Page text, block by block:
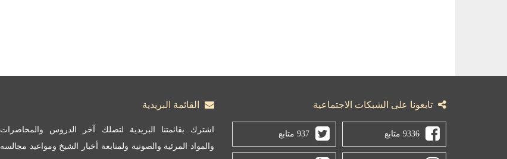
تابعونا على الشبكات الاجتماعية
9336 متابع 937 متابع
القائمة البريدية
اشترك بقائمتنا البريدية لتصلك آخر الدروس والمحاضرات
والمواد المرئية والصوتية ولمتابعة أخبار الشيخ ومواعيد مجالسه